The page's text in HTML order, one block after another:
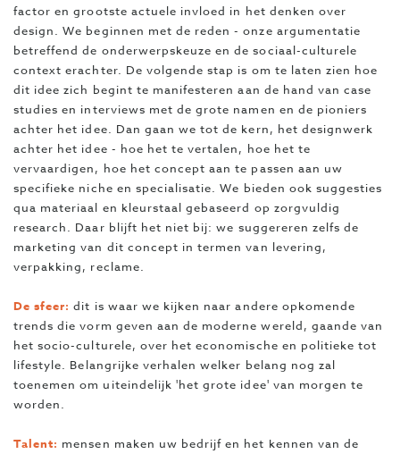
factor en grootste actuele invloed in het denken over
design. We beginnen met de reden - onze argumentatie
betreffend de onderwerpskeuze en de sociaal-culturele
context erachter. De volgende stap is om te laten zien hoe
dit idee zich begint te manifesteren aan de hand van case
studies en interviews met de grote namen en de pioniers
achter het idee. Dan gaan we tot de kern, het designwerk
achter het idee - hoe het te vertalen, hoe het te
vervaardigen, hoe het concept aan te passen aan uw
specifieke niche en specialisatie. We bieden ook suggesties
qua materiaal en kleurstaal gebaseerd op zorgvuldig
research. Daar blijft het niet bij: we suggereren zelfs de
marketing van dit concept in termen van levering,
verpakking, reclame.
De sfeer: dit is waar we kijken naar andere opkomende
trends die vorm geven aan de moderne wereld, gaande van
het socio-culturele, over het economische en politieke tot
lifestyle. Belangrijke verhalen welker belang nog zal
toenemen om uiteindelijk 'het grote idee' van morgen te
worden.
Talent: mensen maken uw bedrijf en het kennen van de